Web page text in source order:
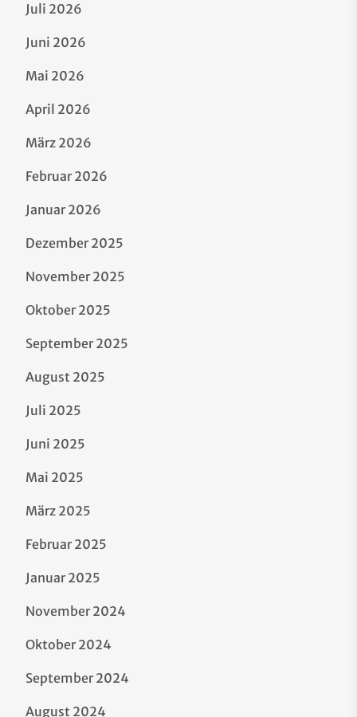
Juli 2026
Juni 2026
Mai 2026
April 2026
März 2026
Februar 2026
Januar 2026
Dezember 2025
November 2025
Oktober 2025
September 2025
August 2025
Juli 2025
Juni 2025
Mai 2025
März 2025
Februar 2025
Januar 2025
November 2024
Oktober 2024
September 2024
August 2024